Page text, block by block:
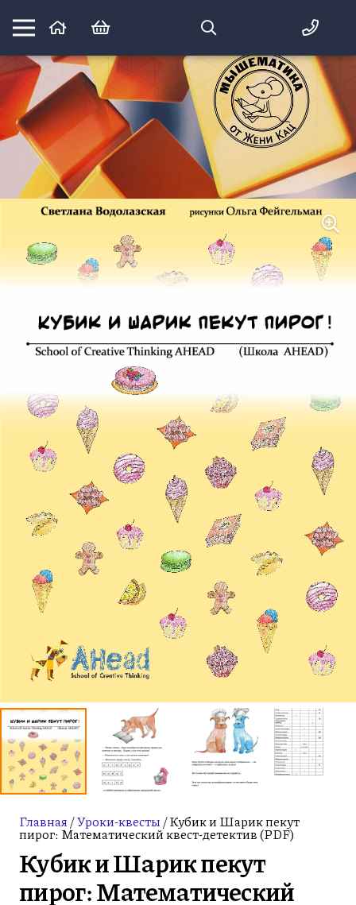
Математика вприпрыжку:
идеи и игры для детей и их родителей
Главная/Уроки-квесты / Кубик и Шарик пекут
пирог: Математический квест-детектив (PDF)
Кубик и Шарик пекут
пирог: Математический